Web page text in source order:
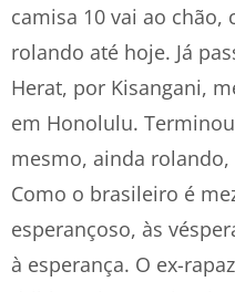
camisa 10 vai ao chão,
rolando até hoje. Já
Herat, por Kisangani,
em Honolulu.
mesmo, ainda
Como o brasileiro é
esperançoso, às
à esperança. O ex-